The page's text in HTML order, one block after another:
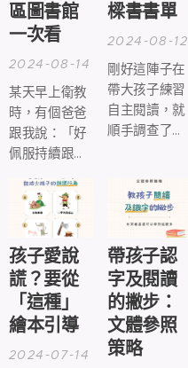
區圖書館
一次看
2024-08-14
某天早上衛教
時，有個爸爸
跟我說：「好
佩服持續跟小
喔...」
樑書書單
2024-08-12
剛好這陣子在
帶大孩子練習
自主閱讀，就
順手調查了一
本。
孩子愛說
謊？要從
「這種」
繪本引導
2024-07-14
帶孩子認
字及閱讀
的撇步：
文體參照
策略